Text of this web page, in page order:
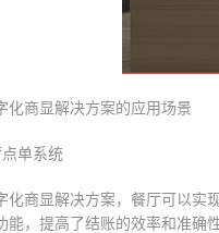
化商显解决方案的应用场景
单系统
化商显解决方案，餐厅可以实
能，提高了结账的效率和准确性